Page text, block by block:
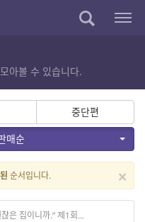
아볼 수 있습니다.
중단편
매순
×
순서입니다.
은 집이니까.” 제1회...